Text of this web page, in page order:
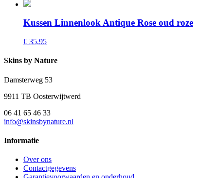
Kussen Linnenlook Antique Rose oud roze
€ 35,95
Skins by Nature
Damsterweg 53
9911 TB Oosterwijtwerd
06 41 65 46 33
info@skinsbynature.nl
Informatie
Over ons
Contactgegevens